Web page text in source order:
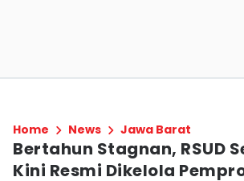
Home News Jawa Barat
Bertahun Stagnan, RSUD
Kini Resmi Dikelola